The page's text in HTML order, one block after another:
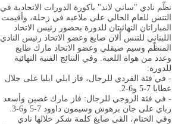
نظّم نادي "ساني لاند" باكورة الدورات الاتحادية في
التنس للعام الحالي على ملاعبه في زحلة، وأقيمت
المباراتان النهائيتان للدورة بحضور رئيس الاتحاد
اللبناني للتنس ألان صايغ وعضو الاتحاد رئيس النادي
المنظّم وسيم صيقلي وعضو الاتحاد مارك طايع
وعدد من هواة اللعبة. وفي النتائج الفنية النهائية
للدورة:
- في فئة الفردي للرجال، فاز ايلي ايليا على جلال
عطايا 7-5 و6-2.
- في فئة الزوجي للرجال: فاز مارك غصين وأسعد
رباي على جان برهوش وسيمون داوود 7-5 و6-3.
وفي الختام، القى صايغ كلمة شكر خلالها نادي